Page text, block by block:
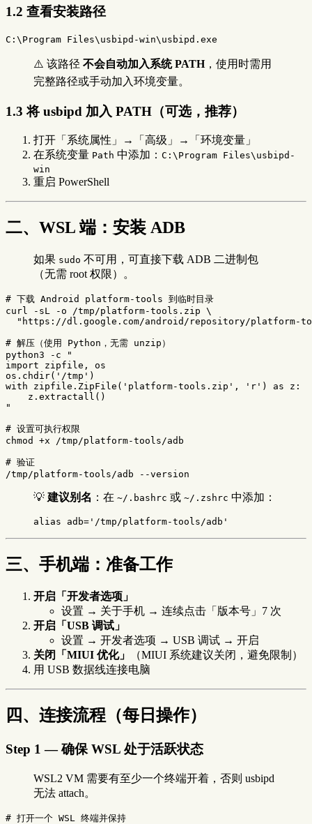
1.2 查看安装路径
C:\Program Files\usbipd-win\usbipd.exe
⚠️ 该路径 不会自动加入系统 PATH，使用时需用
完整路径或手动加入环境变量。
1.3 将 usbipd 加入 PATH（可选，推荐）
打开「系统属性」→「高级」→「环境变量」
在系统变量 Path 中添加： C:\Program Files\usbipd-
win
重启 PowerShell
二、WSL 端：安装 ADB
如果 sudo 不可用，可直接下载 ADB 二进制包
（无需 root 权限）。
# 下载 Android platform-tools 到临时目录
curl
-sL -o /tmp/platform-tools.zip \
"https://dl.google.com/android/repository/
# 解压（使用 Python，无需 unzip）
python3
-c
"
import zipfile, os
os.chdir('/tmp')
with zipfile.ZipFile('platform-tools.zip', 'r') as z:
    z.extractall()
"
# 设置可执行权限
chmod
+x /tmp/platform-tools/adb
# 验证
/tmp/platform-tools/adb
--version
💡 建议别名 ：在 ~/.bashrc 或 ~/.zshrc 中添加：
alias adb= '/tmp/platform-tools/adb'
三、手机端：准备工作
开启「开发者选项」
设置 → 关于手机 → 连续点击「版本号」7 次
开启「USB 调试」
设置 → 开发者选项 → USB 调试 → 开启
关闭「MIUI 优化」
（MIUI 系统建议关闭，避免限制）
用 USB 数据线连接电脑
四、连接流程（每日操作）
Step 1 — 确保 WSL 处于活跃状态
WSL2 VM 需要有至少一个终端开着，否则 usbipd
无法 attach。
# 打开一个 WSL 终端并保持